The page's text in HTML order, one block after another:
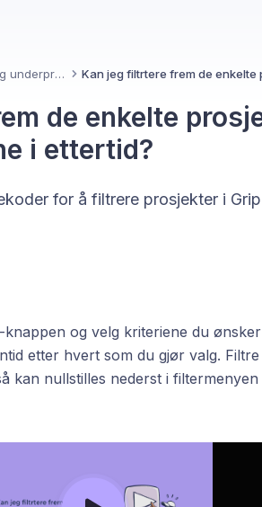
Prosjekter og underprosjekter
de enkelte
i ettertid?
for å filtrere prosjekter i
og velg kriteriene du
etter hvert som du gjør valg.
kan nullstilles nederst i